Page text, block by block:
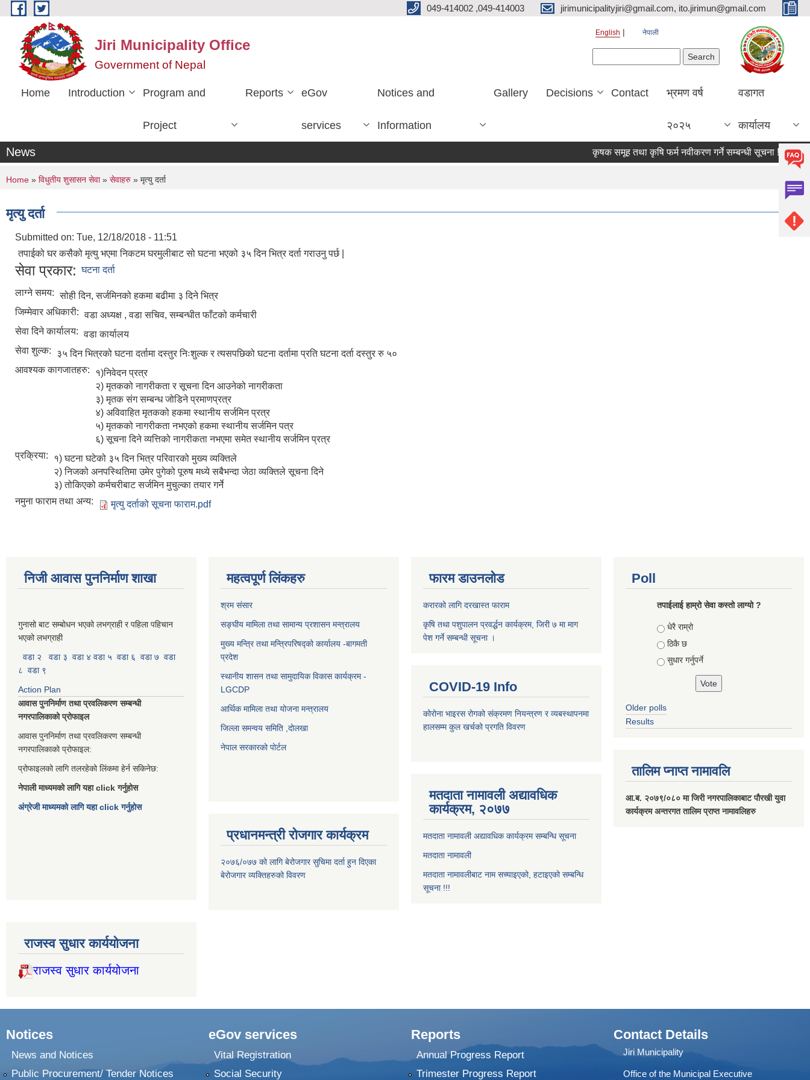
Skip to main content 049-414002 ,049-414003 jirimunicipalityjiri@gmail.com, ito.jirimun@gmail.com
Jiri Municipality Office
Government of Nepal
English नेपाली
Home Introduction Program and
Project
Reports eGov
services
Notices and
Information
Gallery Decisions Contact भ्रमण वर्ष
२०२५
वडागत
कार्यालय
News कृषक समूह तथा कृषि फर्म नवीकरण गर्ने सम्बन्धी सूचना !!!!
You are here
Home » विधुतीय शुसासन सेवा» सेवाहरु » मृत्यु दर्ता
मृत्यु दर्ता
Submitted on: Tue, 12/18/2018 - 11:51
तपाईको घर कसैको मृत्यु भएमा निकटम घरमुलीबाट सो घटना भएको ३५ दिन भित्र दर्ता गराउनु पर्छ |
सेवा प्रकार: घटना दर्ता
लाग्ने समय: सोही दिन, सर्जमिनको हकमा बढीमा ३ दिने भित्र
जिम्मेवार अधिकारी: वडा अध्यक्ष , वडा सचिव, सम्बन्धीत फाँटको कर्मचारी
सेवा दिने कार्यालय: वडा कार्यालय
सेवा शुल्क:
३५ दिन भित्रको घटना दर्तामा दस्तुर निःशुल्क र त्यसपछिको घटना दर्तामा प्रति घटना दर्ता दस्तुर रु ५०
आवश्यक कागजातहरु:
१)निवेदन प्रत्र
२) मृतकको नागरीकता र सूचना दिन आउनेको नागरीकता
३) मृतक संग सम्बन्ध जोडिने प्रमाणप्रत्र
४) अविवाहित मृतकको हकमा स्थानीय सर्जमिन प्रत्र
५) मृतकको नागरीकता नभएको हकमा स्थानीय सर्जमिन पत्र
६) सूचना दिने व्यत्तिको नागरीकता नभएमा समेत स्थानीय सर्जमिन प्रत्र
प्रक्रिया:
१) घटना घटेको ३५ दिन भित्र परिवारको मुख्य व्यक्तिले
२) निजको अनपस्थितिमा उमेर पुगेको पूरुष मध्ये सबैभन्दा जेठा व्यक्तिले सूचना दिने
३) तोकिएको कर्मचरीबाट सर्जमिन मुचुल्का तयार गर्ने
नमुना फाराम तथा अन्य:
मृत्यु दर्ताको सूचना फाराम.pdf
निजी आवास पुननिर्माण शाखा
गुनासो बाट सम्बोधन भएको लभग्राही र पहिला पहिचान
भएको लभग्राही
वडा २
वडा ३ वडा ४ वडा ५ वडा ६ वडा ७ वडा
८ वडा ९
Action Plan
आवास पुननिर्माण तथा प्रवलिकरण सम्बन्धी
नगरपालिकाको प्रोफाइल
आवास पुननिर्माण तथा प्रवलिकरण सम्बन्धी
नगरपालिकाको प्रोफाइल:
प्रोफाइलको लागि तलरहेको लिंकमा हेर्न सकिनेछ:
नेपाली माध्यमको लागि यहा click गर्नुहोस
अंग्रेजी माध्यमको लागि यहा click गर्नुहोस
महत्वपूर्ण लिंकहरु
श्रम संसार
सङ्घीय मामिला तथा सामान्य प्रशासन मन्त्रालय
मुख्य मन्त्रि तथा मन्त्रिपरिषद्को कार्यालय -बागमती
प्रदेश
स्थानीय शासन तथा सामुदायिक विकास कार्यक्रम -
LGCDP
आर्थिक मामिला तथा योजना मन्त्रालय
जिल्ला समन्वय समिति ,दोलखा
नेपाल सरकारको पोर्टल
प्रधानमन्त्री रोजगार कार्यक्रम
२०७६/०७७ को लागि बेरोजगार सुचिमा दर्ता हुन दिएका
बेरोजगार व्यक्तिहरुको विवरण
फारम डाउनलोड
करारको लागि दरखास्त फाराम
कृषि तथा पशुपालन प्रवर्द्धन कार्यक्रम, जिरी ७ मा माग
पेश गर्ने सम्बन्धी सूचना ।
COVID-19 Info
कोरोना भाइरस रोगको संक्रमण नियन्त्रण र व्यबस्थापनमा
हालसम्म कुल खर्चको प्रगति विवरण
मतदाता नामावली अद्यावधिक
कार्यक्रम, २०७७
मतदाता नामावली अद्यावधिक कार्यक्रम सम्बन्धि सूचना
मतदाता नामावली
मतदाता नामावलीबाट नाम सच्याइएको, हटाइएको सम्बन्धि
सूचना !!!
Poll
तपाईलाई हाम्रो सेवा कस्तो लाग्यो ?
Choices
धेरै राम्रो
ठिकै छ
सुधार गर्नुपर्ने
Older polls
Results
तालिम प्नाप्त नामावलि
आ.ब. २०७९/०८० मा जिरी नगरपालिकाबाट पौरखी युवा
कार्यक्रम अन्तरगत तालिम प्राप्त नामावलिहरु
राजस्व सुधार कार्ययोजना
राजस्व सुधार कार्ययोजना
Notices
News and Notices
Public Procurement/ Tender Notices
eGov services
Vital Registration
Social Security
Reports
Annual Progress Report
Trimester Progress Report
Contact Details
Jiri Municipality
Office of the Municipal Executive